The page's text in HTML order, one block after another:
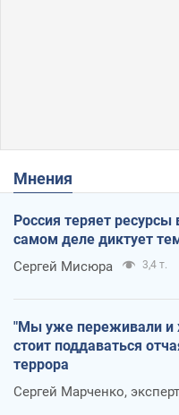
Мнения
Россия теряет ресурсы
самом деле диктует
Сергей Мисюра 3,4 т.
"Мы уже переживали и
стоит поддаваться
террора
Сергей Марченко, эксперт